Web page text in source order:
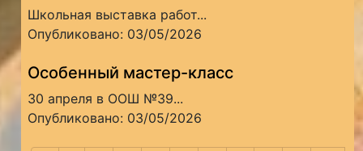
Школьная выставка работ...
Опубликовано: 03/05/2026
Особенный мастер-класс
30 апреля в ООШ №39...
Опубликовано: 03/05/2026